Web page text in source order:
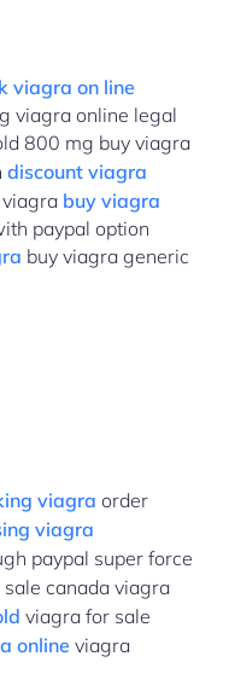
viagra on line
viagra online legal
800 mg buy viagra
discount viagra
buy viagra
paypal option
buy viagra generic
viagra order
viagra
paypal super force
canada viagra
viagra for sale
online viagra